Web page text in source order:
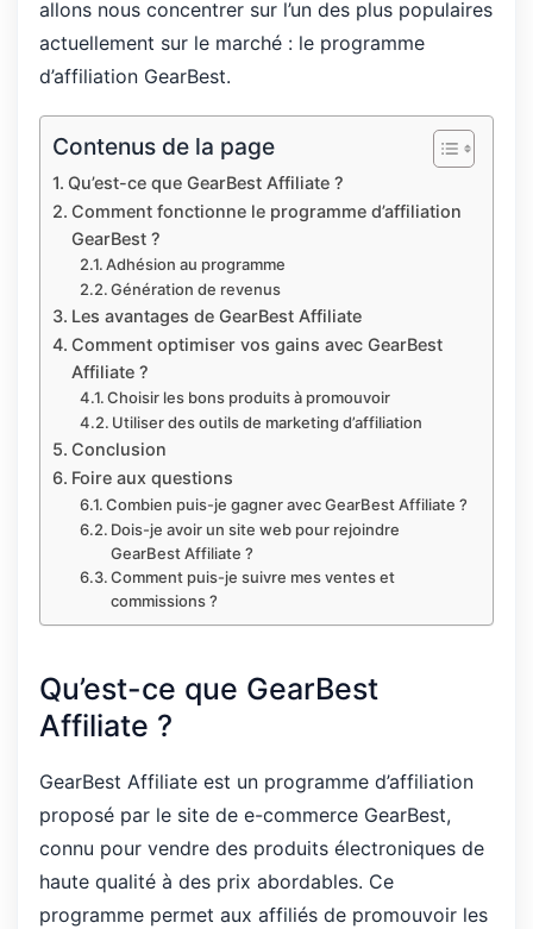
allons nous concentrer sur l’un des plus populaires
actuellement sur le marché : le programme
d’affiliation GearBest.
Contenus de la page
Qu’est-ce que GearBest Affiliate ?
Comment fonctionne le programme d’affiliation
GearBest ?
Adhésion au programme
Génération de revenus
Les avantages de GearBest Affiliate
Comment optimiser vos gains avec GearBest
Affiliate ?
Choisir les bons produits à promouvoir
Utiliser des outils de marketing d’affiliation
Conclusion
Foire aux questions
Combien puis-je gagner avec GearBest Affiliate ?
Dois-je avoir un site web pour rejoindre
GearBest Affiliate ?
Comment puis-je suivre mes ventes et
commissions ?
Qu’est-ce que GearBest
Affiliate ?
GearBest Affiliate est un programme d’affiliation
proposé par le site de e-commerce GearBest,
connu pour vendre des produits électroniques de
haute qualité à des prix abordables. Ce
programme permet aux affiliés de promouvoir les